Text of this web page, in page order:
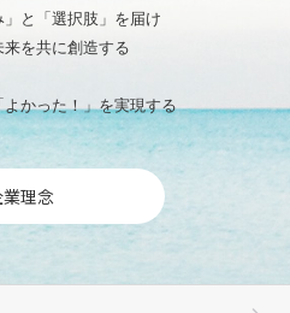
と「選択肢」を届け
来を共に創造する
かった！」を実現する
理念